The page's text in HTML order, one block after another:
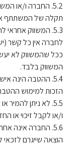
5.2. החברה ו/או
תקלה של המשתתף
5.3. המשווק
לחברה אין כל קשר
ככל שהמשווק לא
המשווק בלבד.
5.4. ההטבה הינה
הזכות למימוש
5.5. לא ניתן
ו/או לקבל זיכוי או
5.6. החברה אינה
הוצאה שייגרם